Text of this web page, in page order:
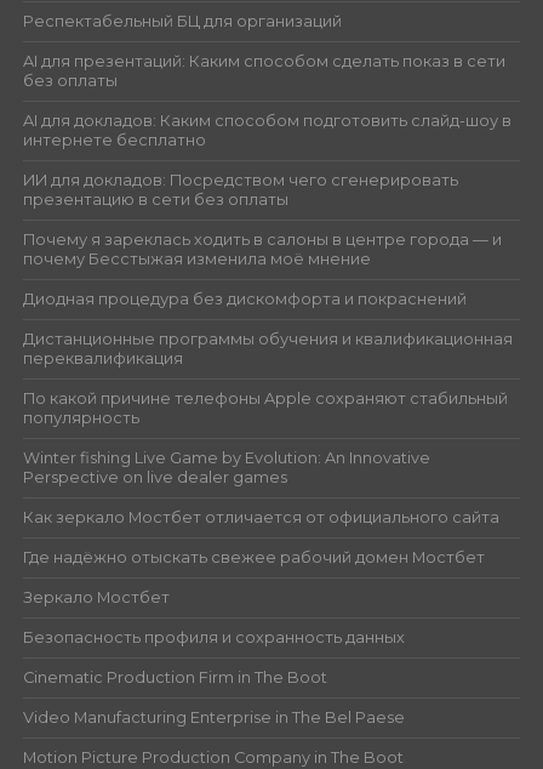
Респектабельный БЦ для организаций
AI для презентаций: Каким способом сделать показ в сети
без оплаты
AI для докладов: Каким способом подготовить слайд-шоу в
интернете бесплатно
ИИ для докладов: Посредством чего сгенерировать
презентацию в сети без оплаты
Почему я зареклась ходить в салоны в центре города — и
почему Бесстыжая изменила моё мнение
Диодная процедура без дискомфорта и покраснений
Дистанционные программы обучения и квалификационная
переквалификация
По какой причине телефоны Apple сохраняют стабильный
популярность
Winter fishing Live Game by Evolution: An Innovative
Perspective on live dealer games
Как зеркало Мостбет отличается от официального сайта
Где надёжно отыскать свежее рабочий домен Мостбет
Зеркало Мостбет
Безопасность профиля и сохранность данных
Cinematic Production Firm in The Boot
Video Manufacturing Enterprise in The Bel Paese
Motion Picture Production Company in The Boot